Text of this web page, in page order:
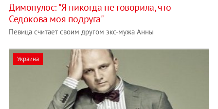
Димопулос: "Я никогда не говорила, что
Седокова моя подруга"
Певица считает своим другом экс-мужа Анны
Украина